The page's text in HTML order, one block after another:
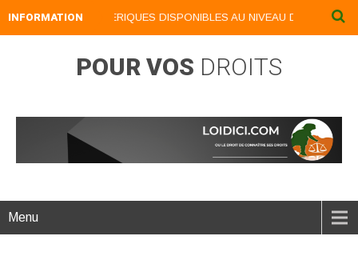
INFORMATION
NOS LIVRES NUMERIQUES DISPONIBLES AU NIVEAU DU MENU
POUR VOS DROITS
Menu